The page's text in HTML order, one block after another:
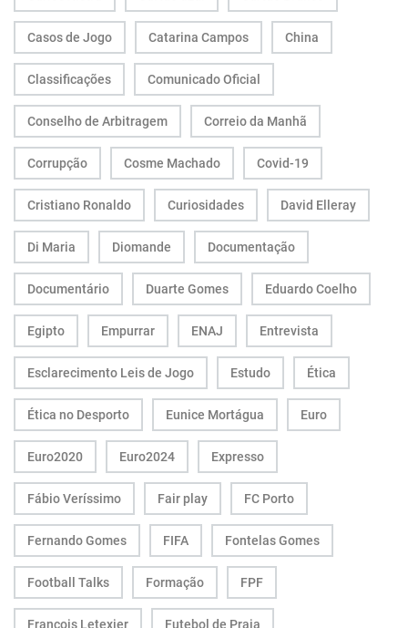
Casos de Jogo Catarina Campos China
Classificações Comunicado Oficial
Conselho de Arbitragem Correio da Manhã
Corrupção Cosme Machado Covid-19
Cristiano Ronaldo Curiosidades David Elleray
Di Maria Diomande Documentação
Documentário Duarte Gomes Eduardo Coelho
Egipto Empurrar ENAJ Entrevista
Esclarecimento Leis de Jogo Estudo Ética
Ética no Desporto Eunice Mortágua Euro
Euro2020 Euro2024 Expresso
Fábio Veríssimo Fair play FC Porto
Fernando Gomes FIFA Fontelas Gomes
Football Talks Formação FPF
François Letexier Futebol de Praia